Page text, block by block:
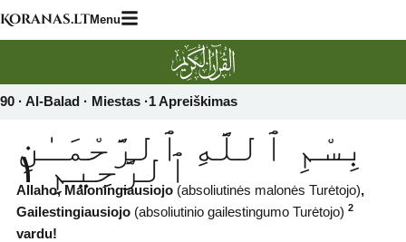
Skip
to
Koranas.ltMenu
90 · Al-Balad · Miestas ·1 Apreiškimas‎
بِسْمِ ٱللَّهِ ٱلرَّحْمَـٰنِ
ٱلرَّحِيمِ ١
Allaho, Maloningiausiojo(absoliutinės malonės Turėtojo),
Gailestingiausiojo (absoliutinio gailestingumo Turėtojo) 2
vardu!